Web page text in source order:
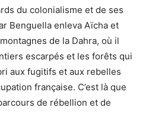
du colonialisme et de ses
Benguella enleva Aïcha et
de la Dahra, où il
escarpés et les forêts qui
aux fugitifs et aux rebelles
française. C’est là que
de rébellion et de